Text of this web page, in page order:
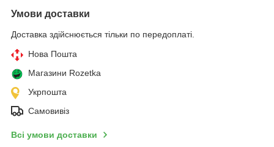
Умови доставки
Доставка здійснюється тільки по передоплаті.
Нова Пошта
Магазини Rozetka
Укрпошта
Самовивіз
Всі умови доставки